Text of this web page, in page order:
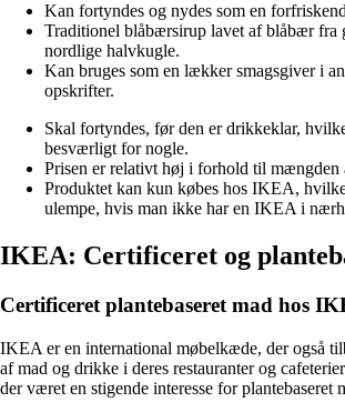
Kan fortyndes og nydes som en
Traditionel blåbærsirup lavet af blåbær fra
nordlige halvkugle.
Kan bruges som en lækker smagsgiver i
opskrifter.
Skal fortyndes, før den er drikkeklar,
besværligt for nogle.
Prisen er relativt høj i forhold til mængden
Produktet kan kun købes hos IKEA,
ulempe, hvis man ikke har en IKEA i
IKEA: Certificeret og
Certificeret plantebaseret mad hos
IKEA er en international møbelkæde, der også
af mad og drikke i deres restauranter og
der været en stigende interesse for plantebaseret